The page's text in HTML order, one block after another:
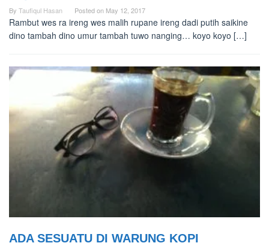
By Taufiqul Hasan Posted on May 12, 2017
Rambut wes ra ireng wes malih rupane ireng dadi putih saikine
dino tambah dino umur tambah tuwo nanging… koyo koyo […]
ADA SESUATU DI WARUNG KOPI